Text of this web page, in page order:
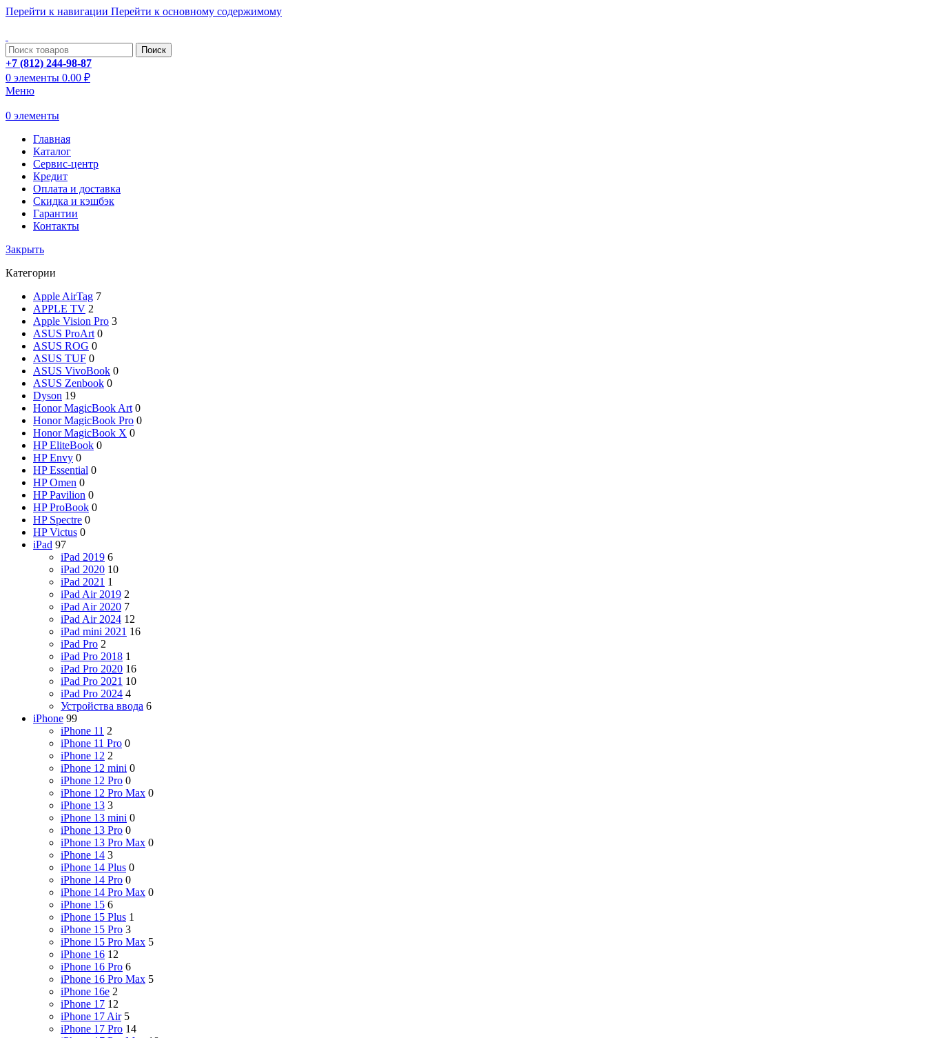
Перейти к навигации Перейти к основному содержимому
Поиск
+7 (812) 244-98-87
0 элементы 0.00 ₽
Меню
0 элементы
Главная
Каталог
Сервис-центр
Кредит
Оплата и доставка
Скидка и кэшбэк
Гарантии
Контакты
Закрыть
Категории
Apple AirTag 7
APPLE TV 2
Apple Vision Pro 3
ASUS ProArt 0
ASUS ROG 0
ASUS TUF 0
ASUS VivoBook 0
ASUS Zenbook 0
Dyson 19
Honor MagicBook Art 0
Honor MagicBook Pro 0
Honor MagicBook X 0
HP EliteBook 0
HP Envy 0
HP Essential 0
HP Omen 0
HP Pavilion 0
HP ProBook 0
HP Spectre 0
HP Victus 0
iPad 97
iPad 2019 6
iPad 2020 10
iPad 2021 1
iPad Air 2019 2
iPad Air 2020 7
iPad Air 2024 12
iPad mini 2021 16
iPad Pro 2
iPad Pro 2018 1
iPad Pro 2020 16
iPad Pro 2021 10
iPad Pro 2024 4
Устройства ввода 6
iPhone 99
iPhone 11 2
iPhone 11 Pro 0
iPhone 12 2
iPhone 12 mini 0
iPhone 12 Pro 0
iPhone 12 Pro Max 0
iPhone 13 3
iPhone 13 mini 0
iPhone 13 Pro 0
iPhone 13 Pro Max 0
iPhone 14 3
iPhone 14 Plus 0
iPhone 14 Pro 0
iPhone 14 Pro Max 0
iPhone 15 6
iPhone 15 Plus 1
iPhone 15 Pro 3
iPhone 15 Pro Max 5
iPhone 16 12
iPhone 16 Pro 6
iPhone 16 Pro Max 5
iPhone 16e 2
iPhone 17 12
iPhone 17 Air 5
iPhone 17 Pro 14